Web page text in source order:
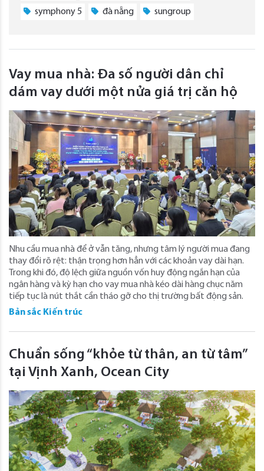
symphony 5 đà nẵng sungroup
Vay mua nhà: Đa số người dân chỉ
dám vay dưới một nửa giá trị căn hộ
Nhu cầu mua nhà để ở vẫn tăng, nhưng tâm lý người mua đang
thay đổi rõ rệt: thận trọng hơn hẳn với các khoản vay dài hạn.
Trong khi đó, độ lệch giữa nguồn vốn huy động ngắn hạn của
ngân hàng và kỳ hạn cho vay mua nhà kéo dài hàng chục năm
tiếp tục là nút thắt cần tháo gỡ cho thị trường bất động sản.
Bản sắc Kiến trúc
Chuẩn sống “khỏe từ thân, an từ tâm”
tại Vịnh Xanh, Ocean City